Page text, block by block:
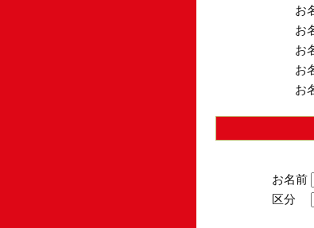
お
お
お
お
お
お名前
区分
(